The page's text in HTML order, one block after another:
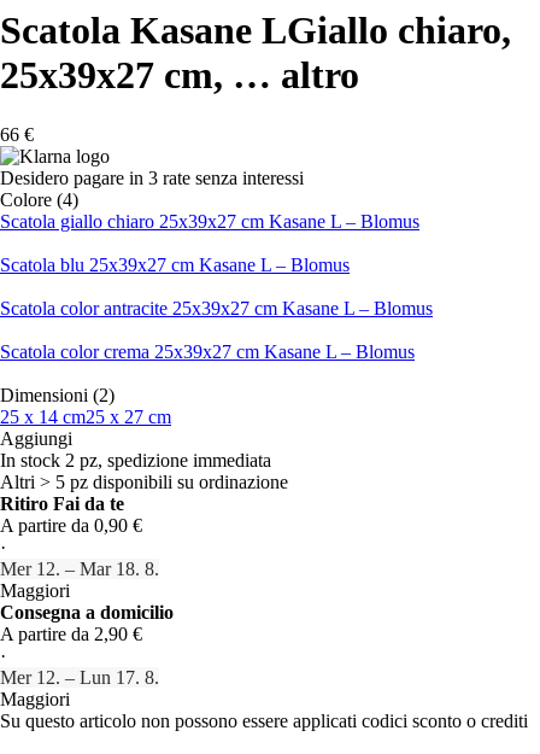
Scatola Kasane LGiallo chiaro,
25x39x27 cm, … altro
66 €
Desidero pagare in 3 rate senza interessi
Colore (4)
Scatola giallo chiaro 25x39x27 cm Kasane L – Blomus
Scatola blu 25x39x27 cm Kasane L – Blomus
Scatola color antracite 25x39x27 cm Kasane L – Blomus
Scatola color crema 25x39x27 cm Kasane L – Blomus
Dimensioni (2)
25 x 14 cm25 x 27 cm
Aggiungi
In stock 2 pz, spedizione immediata
Altri > 5 pz disponibili su ordinazione
Ritiro Fai da te
A partire da 0,90 €
·
Mer 12. – Mar 18. 8.
Maggiori
Consegna a domicilio
A partire da 2,90 €
·
Mer 12. – Lun 17. 8.
Maggiori
Su questo articolo non possono essere applicati codici sconto o crediti